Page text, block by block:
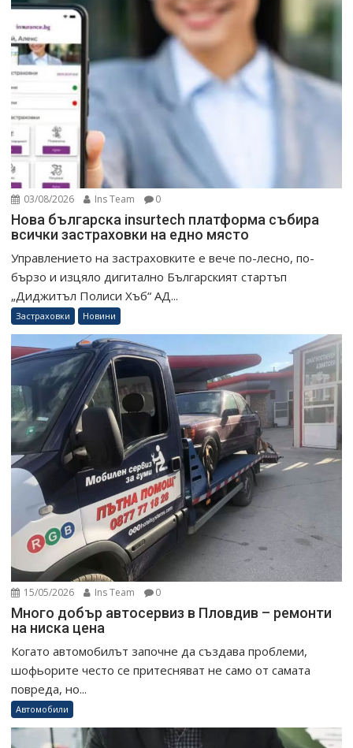
03/08/2026 Ins Team 0
Нова българска insurtech платформа събира
всички застраховки на едно място
Управлението на застраховките е вече по-лесно, по-
бързо и изцяло дигитално Българският стартъп
„Диджитъл Полиси Хъб“ АД...
Застраховки Новини
15/05/2026 Ins Team 0
Много добър автосервиз в Пловдив – ремонти
на ниска цена
Когато автомобилът започне да създава проблеми,
шофьорите често се притесняват не само от самата
повреда, но...
Автомобили